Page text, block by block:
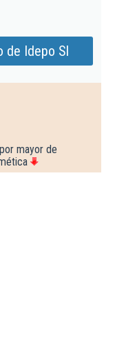
de Idepo Sl
mayor de